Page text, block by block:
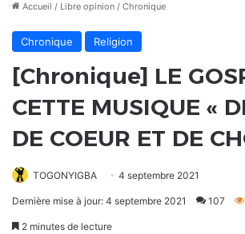
Accueil / Libre opinion / Chronique
Chronique Religion
[Chronique] LE
CETTE MUSIQUE «
DE COEUR ET DE
TOGONYIGBA 4 septembre 2021
Dernière mise à jour: 4 septembre 2021 107
2 minutes de lecture